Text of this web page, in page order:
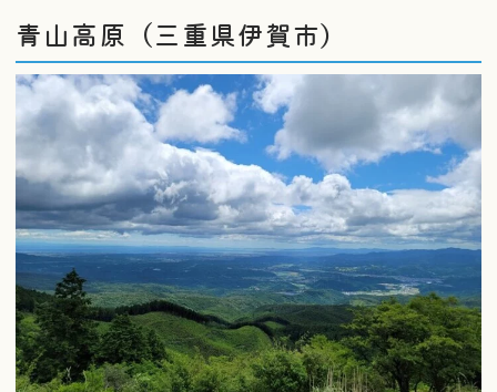
青山高原（三重県伊賀市）